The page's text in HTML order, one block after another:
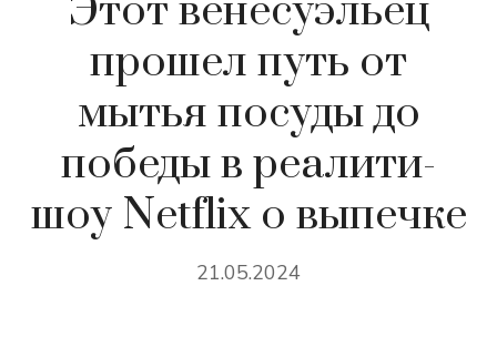
Этот венесуэльец
прошел путь от
мытья посуды до
победы в реалити-
шоу Netflix о выпечке
21.05.2024